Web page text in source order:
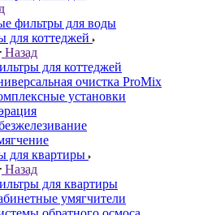
фильтры для воды
для коттеджей
Назад
для коттеджей
очистка ProMix
установки
для квартиры
Назад
для квартиры
умягчители